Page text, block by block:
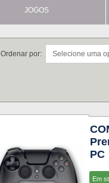
JOGOS
Ordenar por:
PC
Em